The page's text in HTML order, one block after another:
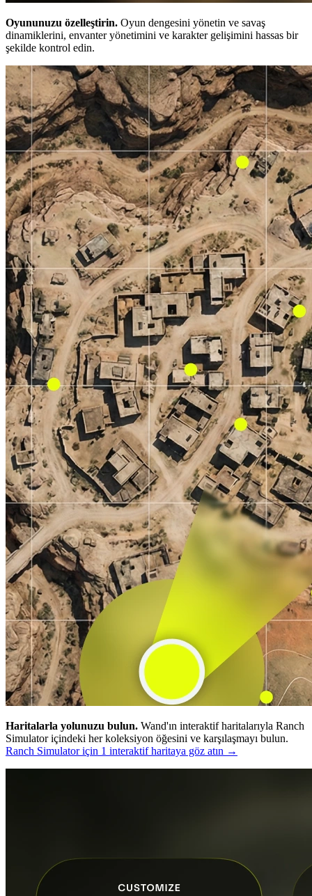
Oyununuzu özelleştirin. Oyun dengesini yönetin ve savaş
dinamiklerini, envanter yönetimini ve karakter gelişimini hassas bir
şekilde kontrol edin.
Haritalarla yolunuzu bulun. Wand'ın interaktif haritalarıyla Ranch
Simulator içindeki her koleksiyon öğesini ve karşılaşmayı bulun.
Ranch Simulator için 1 interaktif haritaya göz atın →